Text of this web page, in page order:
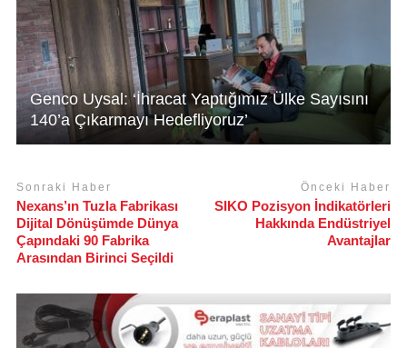
Genco Uysal: ‘İhracat Yaptığımız Ülke Sayısını
140’a Çıkarmayı Hedefliyoruz’
Sonraki Haber
Nexans’ın Tuzla Fabrikası
Dijital Dönüşümde Dünya
Çapındaki 90 Fabrika
Arasından Birinci Seçildi
Önceki Haber
SIKO Pozisyon İndikatörleri
Hakkında Endüstriyel
Avantajlar